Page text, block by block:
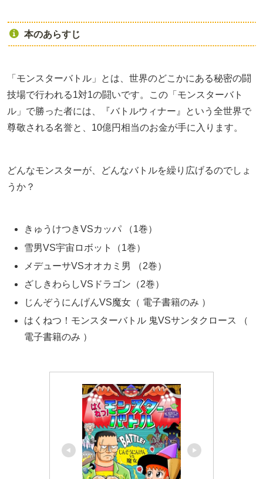
本のあらすじ
「モンスターバトル」とは、世界のどこかにある秘密の闘
技場で行われる1対1の闘いです。この「モンスターバト
ル」で勝った者には、『バトルウィナー』という全世界で
尊敬される名誉と、10億円相当のお金が手に入ります。
どんなモンスターが、どんなバトルを繰り広げるのでしょ
うか？
きゅうけつきVSカッパ （1巻）
雪男VS宇宙ロボット（1巻）
メデューサVSオオカミ男 （2巻）
ざしきわらしVSドラゴン（2巻）
じんぞうにんげんVS魔女（ 電子書籍のみ ）
はくねつ！モンスターバトル 鬼VSサンタクロース （
電子書籍のみ ）